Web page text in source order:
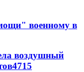
военному в
воздушный
4715